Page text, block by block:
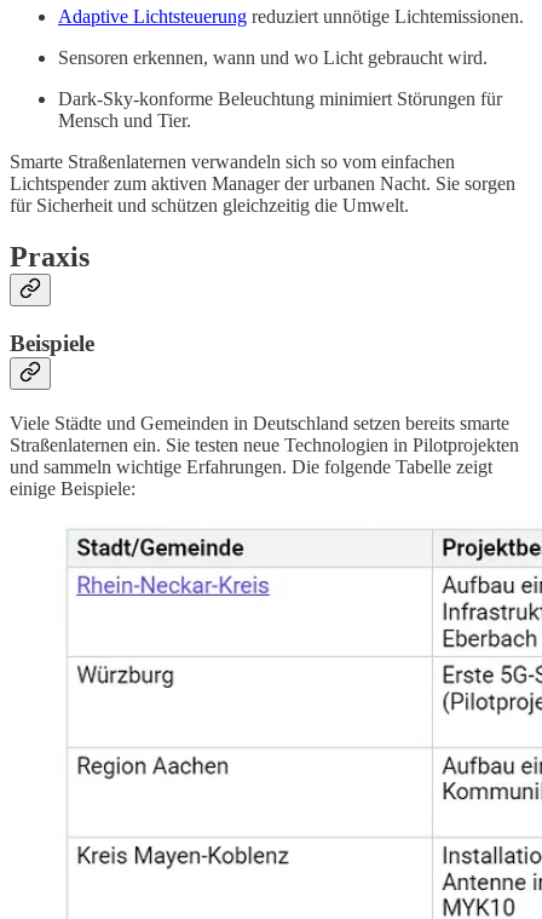
Adaptive Lichtsteuerung reduziert unnötige Lichtemissionen.
Sensoren erkennen, wann und wo Licht gebraucht wird.
Dark-Sky-konforme Beleuchtung minimiert Störungen für
Mensch und Tier.
Smarte Straßenlaternen verwandeln sich so vom einfachen
Lichtspender zum aktiven Manager der urbanen Nacht. Sie sorgen
für Sicherheit und schützen gleichzeitig die Umwelt.
Praxis
Beispiele
Viele Städte und Gemeinden in Deutschland setzen bereits smarte
Straßenlaternen ein. Sie testen neue Technologien in Pilotprojekten
und sammeln wichtige Erfahrungen. Die folgende Tabelle zeigt
einige Beispiele: